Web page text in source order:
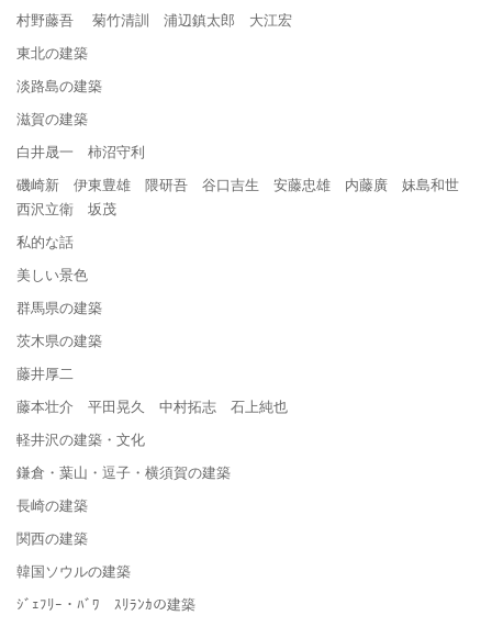
村野藤吾 菊竹清訓 浦辺鎮太郎 大江宏
東北の建築
淡路島の建築
滋賀の建築
白井晟一 柿沼守利
磯崎新 伊東豊雄 隈研吾 谷口吉生 安藤忠雄 内藤廣 妹島和世
西沢立衛 坂茂
私的な話
美しい景色
群馬県の建築
茨木県の建築
藤井厚二
藤本壮介 平田晃久 中村拓志 石上純也
軽井沢の建築・文化
鎌倉・葉山・逗子・横須賀の建築
長崎の建築
関西の建築
韓国ソウルの建築
ｼﾞｪﾌﾘｰ・ﾊﾞﾜ ｽﾘﾗﾝｶの建築